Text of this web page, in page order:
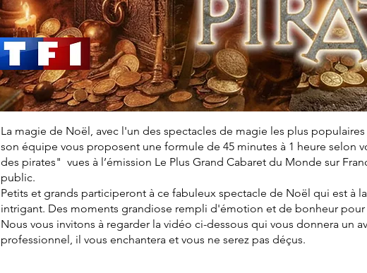
La magie de Noël, avec l'un des spectacles de magie les plus
son équipe vous proposent une formule de 45 minutes à 1 heure selon
des pirates" vues à l’émission Le Plus Grand Cabaret du Monde sur
public.
Petits et grands participeront à ce fabuleux spectacle de Noël qui est à
intrigant. Des moments grandiose rempli d'émotion et de bonheur pour
Nous vous invitons à regarder la vidéo ci-dessous qui vous donnera un
professionnel, il vous enchantera et vous ne serez pas déçus.